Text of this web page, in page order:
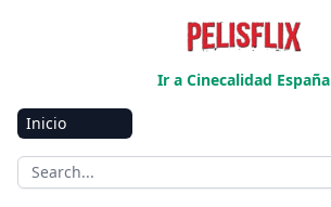
Ir a Cinecalidad España
Inicio
Amazon
Netflix